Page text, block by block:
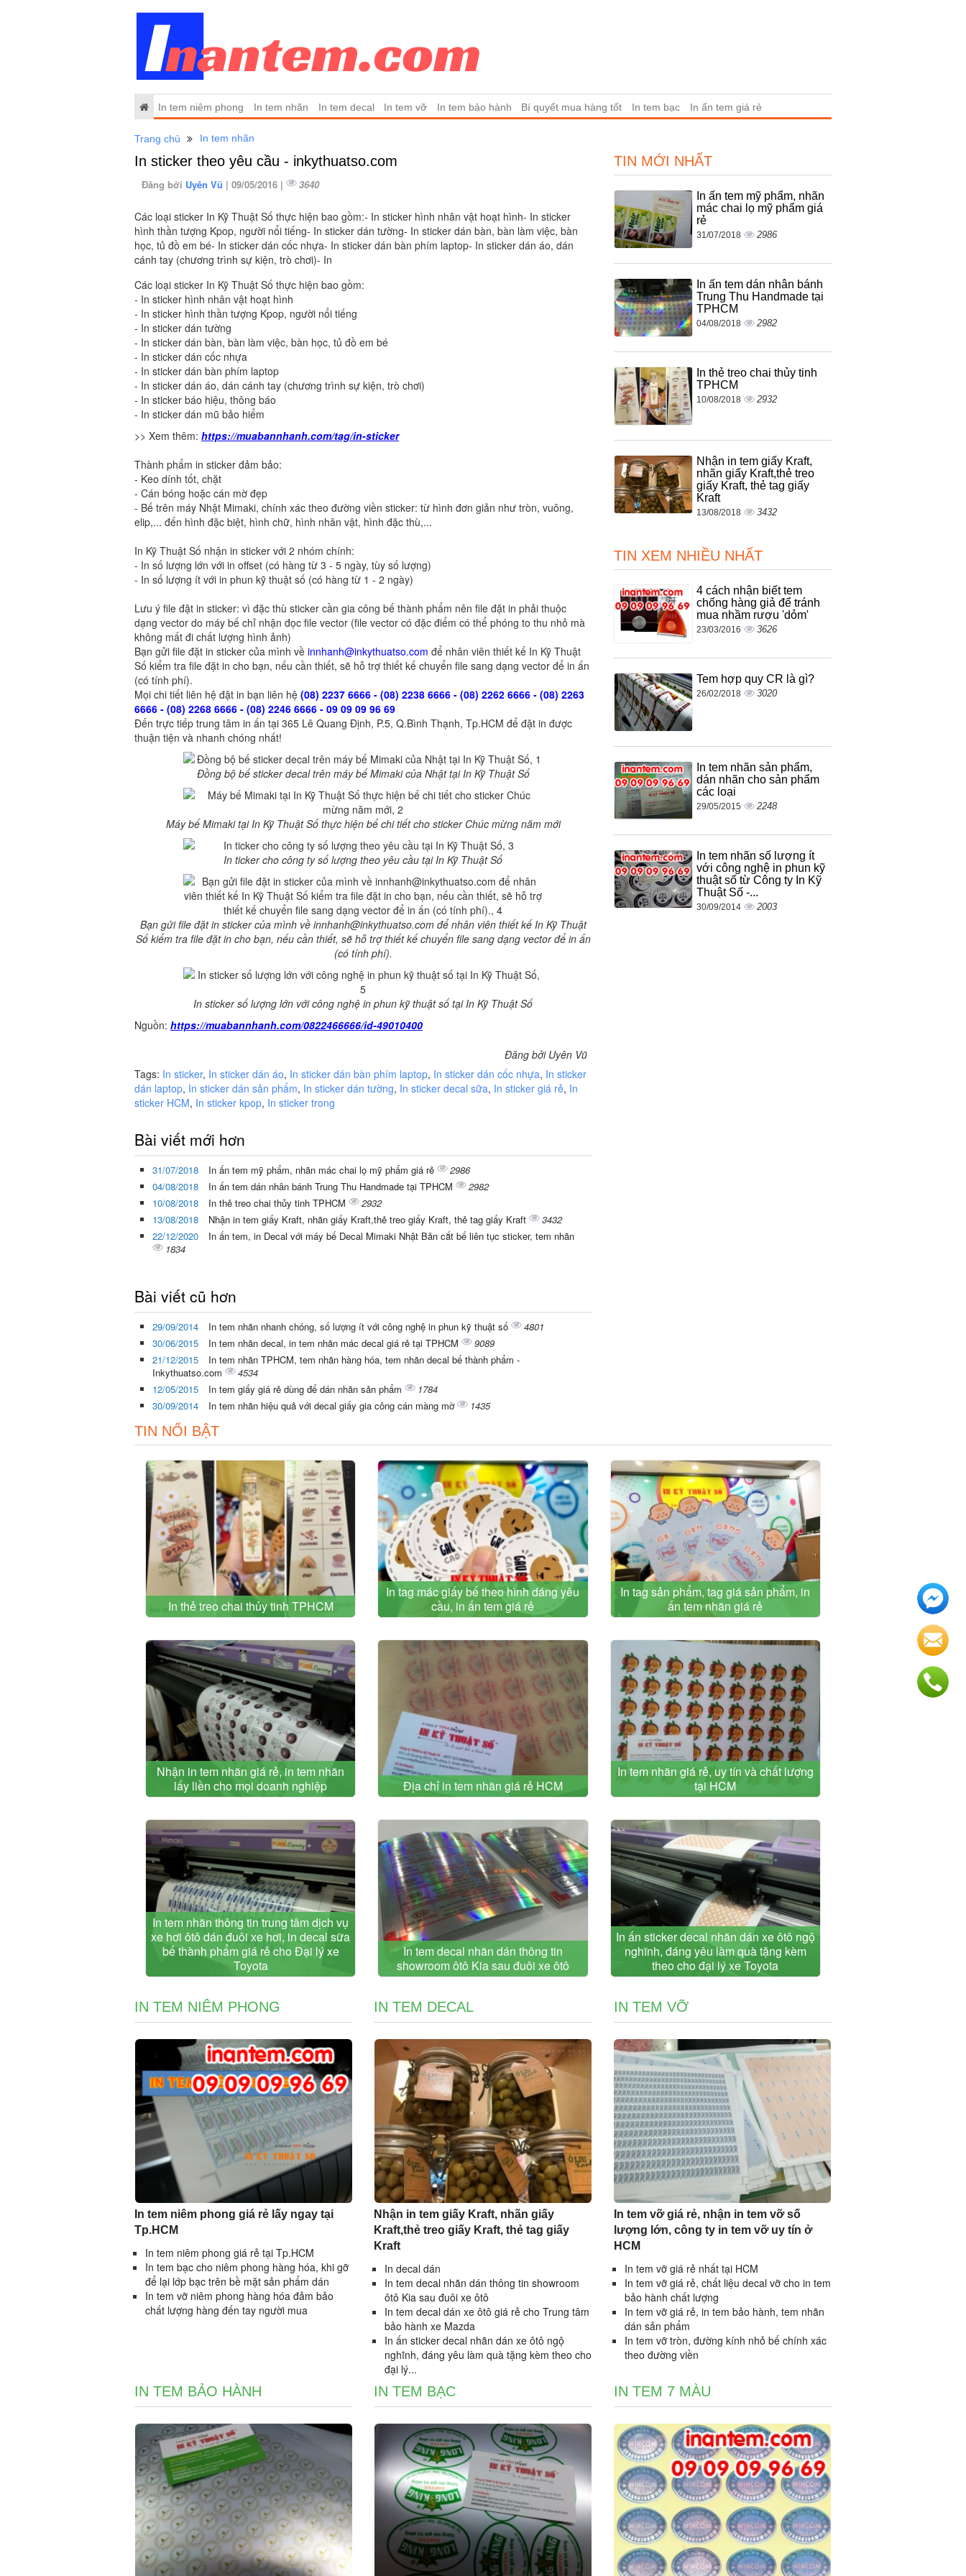
In tem niêm phong In tem nhãn In tem decal In tem vỡ In tem bảo hành Bí quyết mua hàng tốt In tem bạc In ấn tem giá rẻ
Trang chủ In tem nhãn
In sticker theo yêu cầu - inkythuatso.com
Đăng bởi Uyên Vũ | 09/05/2016 | 3640
Các loại sticker In Kỹ Thuật Số thực hiện bao gồm:- In sticker hình nhân vật hoạt hình- In sticker
hình thần tượng Kpop, người nổi tiếng- In sticker dán tường- In sticker dán bàn, bàn làm việc, bàn
học, tủ đồ em bé- In sticker dán cốc nhựa- In sticker dán bàn phím laptop- In sticker dán áo, dán
cánh tay (chương trình sự kiện, trò chơi)- In
Các loại sticker In Kỹ Thuật Số thực hiện bao gồm:
- In sticker hình nhân vật hoạt hình
- In sticker hình thần tượng Kpop, người nổi tiếng
- In sticker dán tường
- In sticker dán bàn, bàn làm việc, bàn học, tủ đồ em bé
- In sticker dán cốc nhựa
- In sticker dán bàn phím laptop
- In sticker dán áo, dán cánh tay (chương trình sự kiện, trò chơi)
- In sticker báo hiệu, thông báo
- In sticker dán mũ bảo hiểm
>> Xem thêm: https://muabannhanh.com/tag/in-sticker
Thành phẩm in sticker đảm bảo:
- Keo dính tốt, chặt
- Cán bóng hoặc cán mờ đẹp
- Bế trên máy Nhật Mimaki, chính xác theo đường viền sticker: từ hình đơn giản như tròn, vuông,
elip,... đến hình đặc biệt, hình chữ, hình nhân vật, hình đặc thù,...
In Kỹ Thuật Số nhận in sticker với 2 nhóm chính:
- In số lượng lớn với in offset (có hàng từ 3 - 5 ngày, tùy số lượng)
- In số lượng ít với in phun kỹ thuật số (có hàng từ 1 - 2 ngày)
Lưu ý file đặt in sticker: vì đặc thù sticker cần gia công bế thành phẩm nên file đặt in phải thuộc
dạng vector do máy bế chỉ nhận đọc file vector (file vector có đặc điểm có thể phóng to thu nhỏ mà
không mất đi chất lượng hình ảnh)
Bạn gửi file đặt in sticker của mình về innhanh@inkythuatso.com để nhân viên thiết kế In Kỹ Thuật
Số kiểm tra file đặt in cho bạn, nếu cần thiết, sẽ hỗ trợ thiết kế chuyển file sang dạng vector để in ấn
(có tính phí).
Mọi chi tiết liên hệ đặt in bạn liên hệ (08) 2237 6666 - (08) 2238 6666 - (08) 2262 6666 - (08) 2263
6666 - (08) 2268 6666 - (08) 2246 6666 - 09 09 09 96 69
Đến trực tiếp trung tâm in ấn tại 365 Lê Quang Định, P.5, Q.Bình Thạnh, Tp.HCM để đặt in được
thuận tiện và nhanh chóng nhất!
Đồng bộ bế sticker decal trên máy bế Mimaki của Nhật tại In Kỹ Thuật Số
Máy bế Mimaki tại In Kỹ Thuật Số thực hiện bế chi tiết cho sticker Chúc mừng năm mới
In ticker cho công ty số lượng theo yêu cầu tại In Kỹ Thuật Số
Bạn gửi file đặt in sticker của mình về innhanh@inkythuatso.com để nhân viên thiết kế In Kỹ Thuật
Số kiểm tra file đặt in cho bạn, nếu cần thiết, sẽ hỗ trợ thiết kế chuyển file sang dạng vector để in ấn
(có tính phí).
In sticker số lượng lớn với công nghệ in phun kỹ thuật số tại In Kỹ Thuật Số
Nguồn: https://muabannhanh.com/0822466666/id-49010400
Đăng bởi Uyên Vũ
Tags: In sticker, In sticker dán áo, In sticker dán bàn phím laptop, In sticker dán cốc nhựa, In sticker
dán laptop, In sticker dán sản phẩm, In sticker dán tường, In sticker decal sữa, In sticker giá rẻ, In
sticker HCM, In sticker kpop, In sticker trong
Bài viết mới hơn
31/07/2018 In ấn tem mỹ phẩm, nhãn mác chai lọ mỹ phẩm giá rẻ
2986
04/08/2018
In ấn tem dán nhân bánh Trung Thu Handmade tại TPHCM
2982
10/08/2018
In thẻ treo chai thủy tinh TPHCM
2932
13/08/2018
Nhận in tem giấy Kraft, nhãn giấy Kraft,thẻ treo giấy Kraft, thẻ tag giấy Kraft
3432
22/12/2020
In ấn tem, in Decal với máy bế Decal Mimaki Nhật Bản cắt bế liên tục sticker, tem nhãn
1834
Bài viết cũ hơn
29/09/2014 In tem nhãn nhanh chóng, số lượng ít với công nghệ in phun kỹ thuật số
4801
30/06/2015
In tem nhãn decal, in tem nhãn mác decal giá rẻ tại TPHCM
9089
21/12/2015
In tem nhãn TPHCM, tem nhãn hàng hóa, tem nhãn decal bế thành phẩm -
Inkythuatso.com
4534
12/05/2015
In tem giấy giá rẻ dùng để dán nhãn sản phẩm
1784
30/09/2014
In tem nhãn hiệu quả với decal giấy gia công cán màng mờ 1435
TIN MỚI NHẤT
In ấn tem mỹ phẩm, nhãn
mác chai lọ mỹ phẩm giá
rẻ
31/07/2018 2986
In ấn tem dán nhân bánh
Trung Thu Handmade tại
TPHCM
04/08/2018 2982
In thẻ treo chai thủy tinh
TPHCM
10/08/2018 2932
Nhận in tem giấy Kraft,
nhãn giấy Kraft,thẻ treo
giấy Kraft, thẻ tag giấy
Kraft
13/08/2018 3432
TIN XEM NHIỀU NHẤT
4 cách nhận biết tem
chống hàng giả để tránh
mua nhầm rượu 'dỏm'
23/03/2016 3626
Tem hợp quy CR là gì?
26/02/2018 3020
In tem nhãn sản phẩm,
dán nhãn cho sản phẩm
các loại
29/05/2015 2248
In tem nhãn số lượng ít
với công nghệ in phun kỹ
thuật số từ Công ty In Kỹ
Thuật Số -...
30/09/2014 2003
TIN NỔI BẬT
In thẻ treo chai thủy tinh TPHCM
In tag mác giấy bế theo hình dáng yêu
cầu, in ấn tem giá rẻ
In tag sản phẩm, tag giá sản phẩm, in
ấn tem nhãn giá rẻ
Nhận in tem nhãn giá rẻ, in tem nhãn
lấy liền cho mọi doanh nghiệp
Địa chỉ in tem nhãn giá rẻ HCM
In tem nhãn giá rẻ, uy tín và chất lượng
tại HCM
In tem nhãn thông tin trung tâm dịch vụ
xe hơi ôtô dán đuôi xe hơi, in decal sữa
bế thành phẩm giá rẻ cho Đại lý xe
Toyota
In tem decal nhãn dán thông tin
showroom ôtô Kia sau đuôi xe ôtô
In ấn sticker decal nhãn dán xe ôtô ngộ
nghĩnh, đáng yêu làm quà tặng kèm
theo cho đại lý xe Toyota
IN TEM NIÊM PHONG
In tem niêm phong giá rẻ lấy ngay tại
Tp.HCM
In tem niêm phong giá rẻ tại Tp.HCM
In tem bạc cho niêm phong hàng hóa, khi gỡ
để lại lớp bạc trên bề mặt sản phẩm dán
In tem vỡ niêm phong hàng hóa đảm bảo
chất lượng hàng đến tay người mua
IN TEM DECAL
Nhận in tem giấy Kraft, nhãn giấy
Kraft,thẻ treo giấy Kraft, thẻ tag giấy
Kraft
In decal dán
In tem decal nhãn dán thông tin showroom
ôtô Kia sau đuôi xe ôtô
In tem decal dán xe ôtô giá rẻ cho Trung tâm
bảo hành xe Mazda
In ấn sticker decal nhãn dán xe ôtô ngộ
nghĩnh, đáng yêu làm quà tặng kèm theo cho
đại lý...
IN TEM VỠ
In tem vỡ giá rẻ, nhận in tem vỡ số
lượng lớn, công ty in tem vỡ uy tín ở
HCM
In tem vỡ giá rẻ nhất tại HCM
In tem vỡ giá rẻ, chất liệu decal vỡ cho in tem
bảo hành chất lượng
In tem vỡ giá rẻ, in tem bảo hành, tem nhãn
dán sản phẩm
In tem vỡ tròn, đường kính nhỏ bế chính xác
theo đường viền
IN TEM BẢO HÀNH IN TEM BẠC IN TEM 7 MÀU